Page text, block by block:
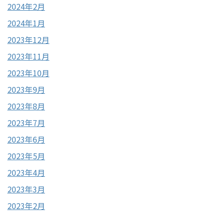
2024年2月
2024年1月
2023年12月
2023年11月
2023年10月
2023年9月
2023年8月
2023年7月
2023年6月
2023年5月
2023年4月
2023年3月
2023年2月